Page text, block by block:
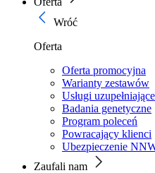
Wróć
Oferta
Oferta promocyjna
Warianty zestawów
Usługi uzupełniające
Badania genetyczne
Program poleceń
Powracający klienci
Ubezpieczenie
Zaufali nam